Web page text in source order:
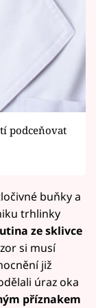
podceňovat
buňky a
trhlinky
ze sklivce
si musí
již
úraz oka
příznakem